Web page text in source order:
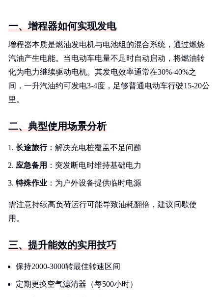
一、增程器如何实现发电
增程器本质是燃油发电机与电池组的混合系统，通过燃烧
汽油产生电能。当电动车电量不足时自动启动，将燃油转
化为电力继续驱动电机。其发电效率通常在30%-40%之
间，一升汽油约可发电3-4度，足够普通电动车行驶15-20公
里。
二、典型使用场景分析
长途旅行：解决充电桩覆盖不足问题
应急备用 ：突发断电时维持基础电力
特殊作业 ：为户外设备提供临时电源
需注意持续高负荷运行可能导致油耗翻倍，建议间歇使
用。
三、提升能效的实用技巧
保持2000-3000转最佳转速区间
定期更换空气滤清器（每500小时）